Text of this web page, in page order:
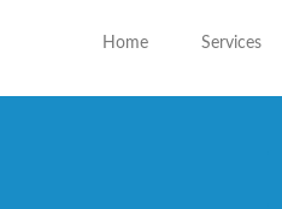
Home Services